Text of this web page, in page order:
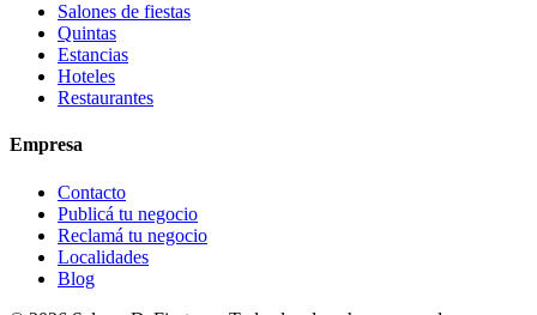
Salones de fiestas
Quintas
Estancias
Hoteles
Restaurantes
Empresa
Contacto
Publicá tu negocio
Reclamá tu negocio
Localidades
Blog